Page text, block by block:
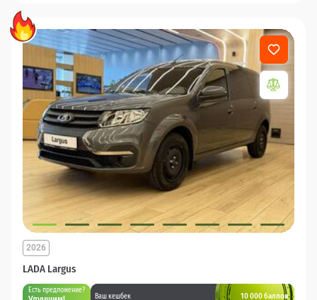
LADA Largus
2026
Есть предложение?
Ваш кешбек 10 000 баллов